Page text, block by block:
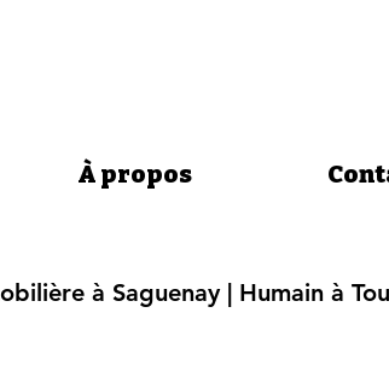
À propos
à Saguenay | Humain à